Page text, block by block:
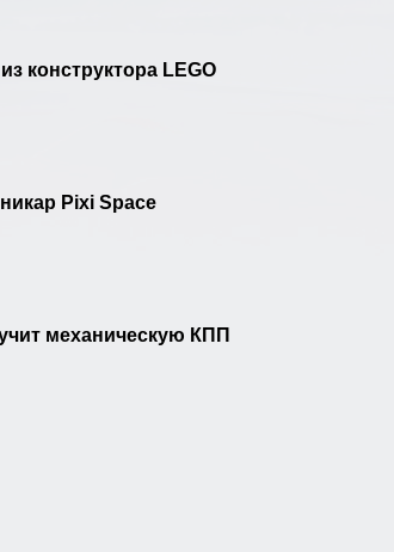
конструктора LEGO
Pixi Space
механическую КПП